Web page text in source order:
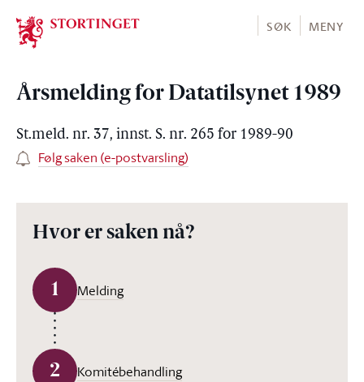
Stortinget.no
SØK MENY
Årsmelding for Datatilsynet 1989
St.meld. nr. 37, innst. S. nr. 265 for 1989-90
Følg saken (e-postvarsling)
Hvor er saken nå?
1 Melding
2 Komitébehandling